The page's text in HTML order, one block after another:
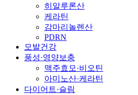
히알루론산
케라틴
감마리놀렌산
PDRN
모발건강
풍성·영양보충
맥주효모·비오틴
아미노산·케라틴
다이어트·슬림